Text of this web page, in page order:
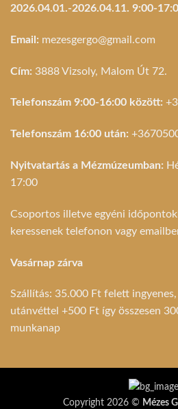
2026.04.01.-2026.04.11. 9:00-
Email: mezesgergo@gmail.com
Cím: 3888 Vizsoly, Malom Út 72.
Telefonszám 9:00-16:00 között:
Telefonszám 16:00 után:
Nyitvatartás a Mézmúzeumban:
17:00
Csoportos illetve egyéni
keressenek telefonon vagy
Vasárnap zárva
Szállítás: 35.000 Ft felett
utánvéttel +500 Ft így összesen
munkanap
Copyright 2026 © Mézes